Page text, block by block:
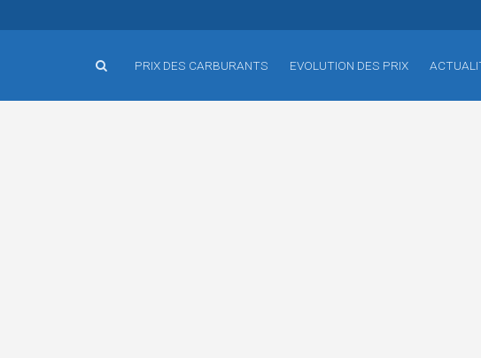
PRIX DES CARBURANTS EVOLUTION DES PRIX